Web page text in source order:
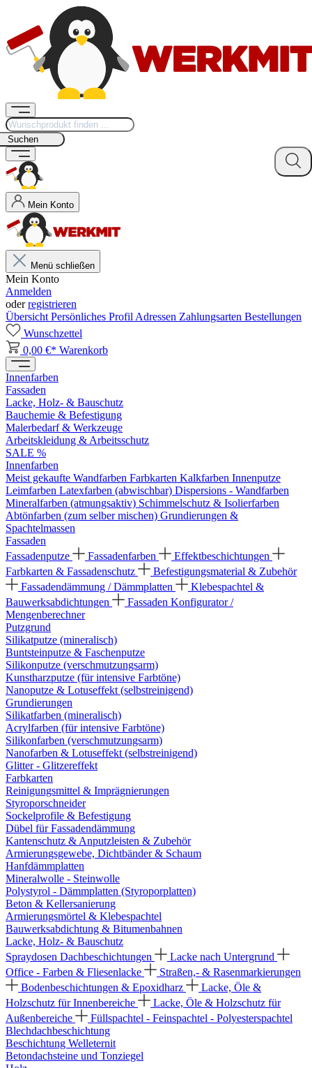
Suchen
Mein Konto
Menü schließen
Mein Konto
Anmelden
oderregistrieren
Übersicht Persönliches Profil Adressen Zahlungsarten Bestellungen
Wunschzettel
0,00 €* Warenkorb
Innenfarben
Fassaden
Lacke, Holz- & Bauschutz
Bauchemie & Befestigung
Malerbedarf & Werkzeuge
Arbeitskleidung & Arbeitsschutz
SALE %
Innenfarben
Meist gekaufte Wandfarben Farbkarten Kalkfarben Innenputze
Leimfarben Latexfarben (abwischbar) Dispersions - Wandfarben
Mineralfarben (atmungsaktiv) Schimmelschutz & Isolierfarben
Abtönfarben (zum selber mischen) Grundierungen &
Spachtelmassen
Fassaden
Fassadenputze
Fassadenfarben
Effektbeschichtungen
Farbkarten & Fassadenschutz
Befestigungsmaterial & Zubehör
Fassadendämmung / Dämmplatten
Klebespachtel &
Bauwerksabdichtungen
Fassaden Konfigurator /
Mengenberechner
Putzgrund
Silikatputze (mineralisch)
Buntsteinputze & Faschenputze
Silikonputze (verschmutzungsarm)
Kunstharzputze (für intensive Farbtöne)
Nanoputze & Lotuseffekt (selbstreinigend)
Grundierungen
Silikatfarben (mineralisch)
Acrylfarben (für intensive Farbtöne)
Silikonfarben (verschmutzungsarm)
Nanofarben & Lotuseffekt (selbstreinigend)
Glitter - Glitzereffekt
Farbkarten
Reinigungsmittel & Imprägnierungen
Styroporschneider
Sockelprofile & Befestigung
Dübel für Fassadendämmung
Kantenschutz & Anputzleisten & Zubehör
Armierungsgewebe, Dichtbänder & Schaum
Hanfdämmplatten
Mineralwolle - Steinwolle
Polystyrol - Dämmplatten (Styroporplatten)
Beton & Kellersanierung
Armierungsmörtel & Klebespachtel
Bauwerksabdichtung & Bitumenbahnen
Lacke, Holz- & Bauschutz
Spraydosen Dachbeschichtungen
Lacke nach Untergrund
Office - Farben & Fliesenlacke
Straßen,- & Rasenmarkierungen
Bodenbeschichtungen & Epoxidharz
Lacke, Öle &
Holzschutz für Innenbereiche
Lacke, Öle & Holzschutz für
Außenbereiche
Füllspachtel - Feinspachtel - Polyesterspachtel
Blechdachbeschichtung
Beschichtung Welleternit
Betondachsteine und Tonziegel